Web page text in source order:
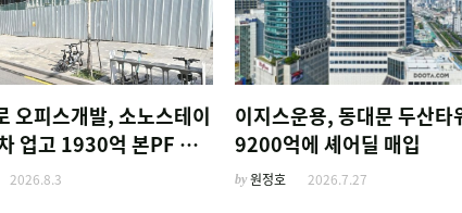
오피스개발, 소노스테이
업고 1930억 본PF 확
2026.8.3
이지스운용, 동대문 두산타
9200억에 셰어딜 매입
by원정호 2026.7.27